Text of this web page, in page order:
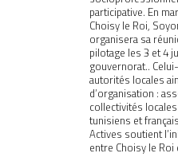
participative. En
Choisy le Roi,
organisera sa
pilotage les 3 et 4
gouvernorat..
autorités locales
d’organisation :
collectivités
tunisiens et
Actives soutient
entre Choisy le